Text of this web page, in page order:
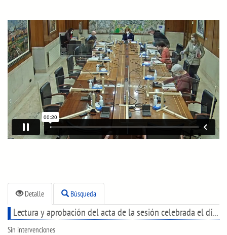
Detalle Búsqueda
Lectura y aprobación del acta de la sesión celebrada el día 19 de abril de 2021.
Sin intervenciones